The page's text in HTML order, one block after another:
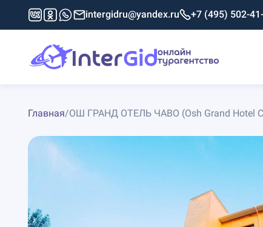
intergidru@yandex.ru +7 (495) 502-
Главная/ОШ ГРАНД ОТЕЛЬ ЧАВО (Osh Grand Hotel